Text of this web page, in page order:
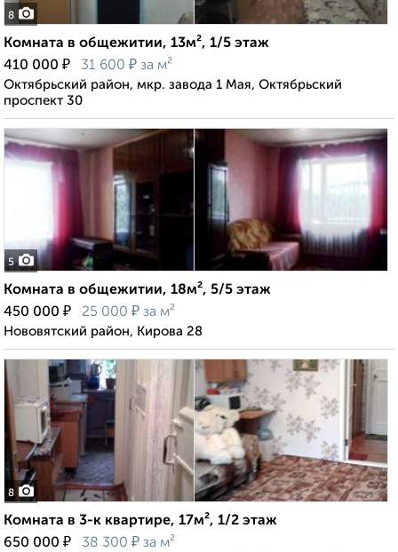
8
Комната в общежитии, 13м², 1/5 этаж
410 000 ₽ 31 600 ₽ за м²
Октябрьский район, мкр. завода 1 Мая, Октябрьский
проспект 30
5
Комната в общежитии, 18м², 5/5 этаж
450 000 ₽ 25 000 ₽ за м²
Нововятский район, Кирова 28
8
Комната в 3-к квартире, 17м², 1/2 этаж
650 000 ₽ 38 300 ₽ за м²